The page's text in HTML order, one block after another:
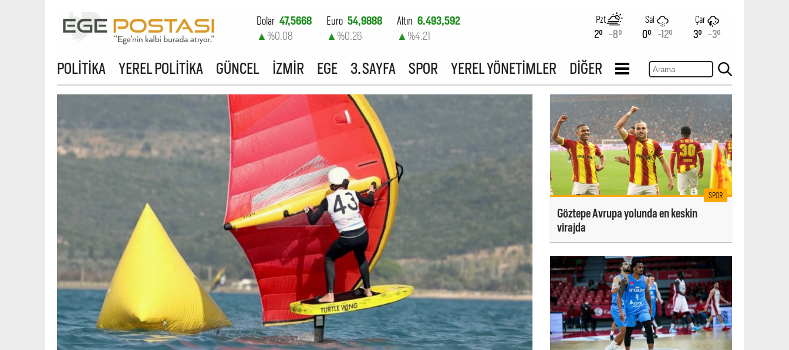
Dolar 47,5668
▲ %0.08
Euro 54,9888
▲ %0.26
Altın 6.493,592
▲ %4.21
%0.11
Pzt
2° -8°
Sal
0° -12°
Çar
3° -3°
POLİTİKA YEREL POLİTİKA GÜNCEL İZMİR EGE 3. SAYFA SPOR YEREL YÖNETİMLER DİĞER
SPOR
Göztepe Avrupa yolunda en keskin
virajda